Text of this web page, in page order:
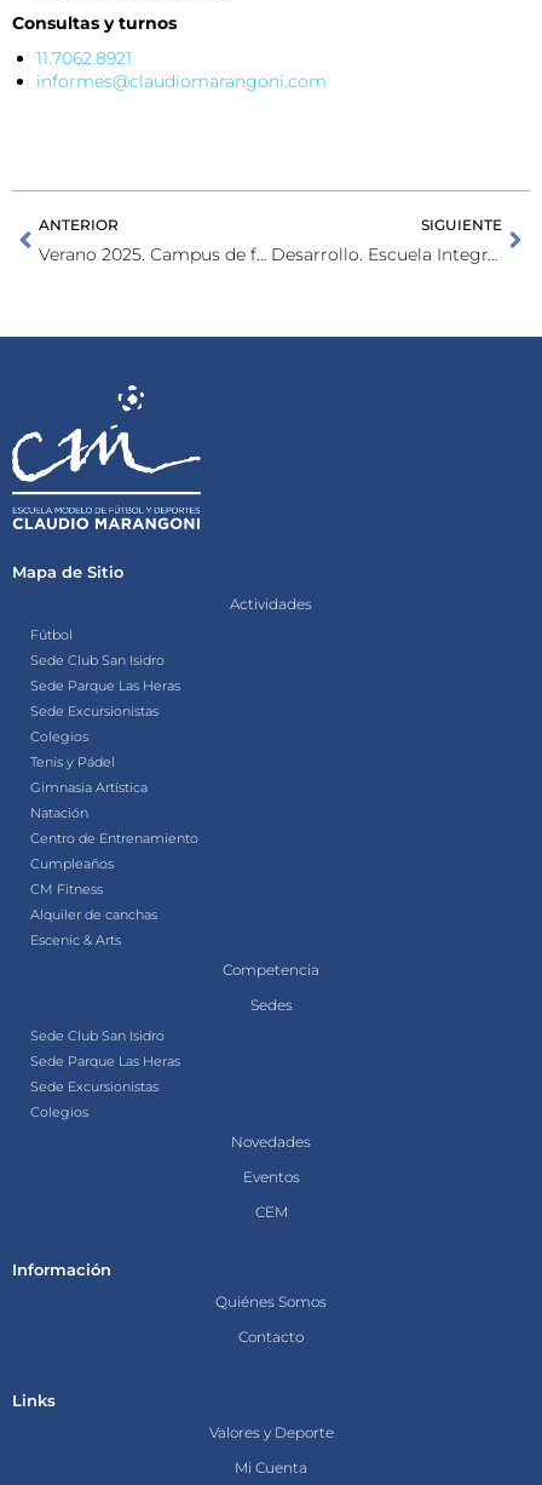
Consultas y turnos
11.7062.8921
informes@claudiomarangoni.com
ANTERIOR
Verano 2025. Campus de fútbol cuarta edición
SIGUIENTE
Desarrollo. Escuela Integral de Movimiento
Mapa de Sitio
Actividades
Fútbol
Sede Club San Isidro
Sede Parque Las Heras
Sede Excursionistas
Colegios
Tenis y Pádel
Gimnasia Artística
Natación
Centro de Entrenamiento
Cumpleaños
CM Fitness
Alquiler de canchas
Escenic & Arts
Competencia
Sedes
Sede Club San Isidro
Sede Parque Las Heras
Sede Excursionistas
Colegios
Novedades
Eventos
CEM
Información
Quiénes Somos
Contacto
Links
Valores y Deporte
Mi Cuenta